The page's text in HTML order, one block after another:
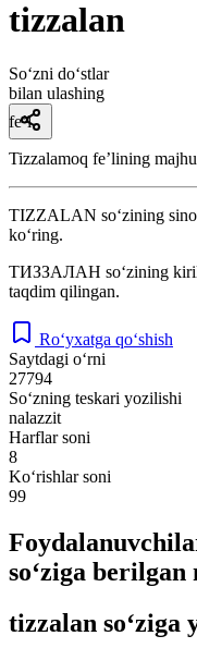
tizzalan
So‘zni do‘stlar
bilan ulashing
fe’l
Tizzalamoq feʼlining
TIZZALAN so‘zining
ko‘ring.
ТИЗЗАЛАН so‘zining
taqdim qilingan.
Ro‘yxatga qo‘shish
Saytdagi o‘rni
27794
So‘zning teskari yozilishi
nalazzit
Harflar soni
8
Ko‘rishlar soni
99
so‘ziga berilgan
tizzalan so‘ziga